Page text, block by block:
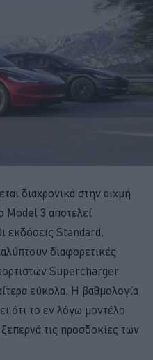
διαχρονικά στην αιχμή
Model 3 αποτελεί
εκδόσεις Standard,
διαφορετικές
Supercharger
εύκολα. Η βαθμολογία
ότι το εν λόγω μοντέλο
τις προσδοκίες των